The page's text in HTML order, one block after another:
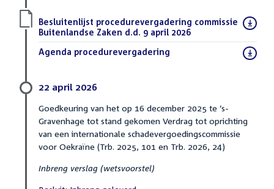
Download
bestand:
Besluitenlijst procedurevergadering commissie
Buitenlandse Zaken d.d. 9 april 2026
Download
Agenda procedurevergadering
22 april 2026
Goedkeuring van het op 16 december 2025 te ‘s-
Gravenhage tot stand gekomen Verdrag tot oprichting
van een internationale schadevergoedingscommissie
voor Oekraïne (Trb. 2025, 101 en Trb. 2026, 24)
Inbreng verslag (wetsvoorstel)